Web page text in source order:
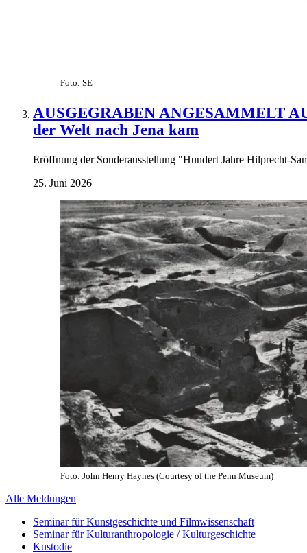
Foto: SE
AUSGEGRABEN ANGESAMMELT
der Welt nach Jena kam
Eröffnung der Sonderausstellung "Hundert Jahre Hilprecht-
25. Juni 2026
Foto: John Henry Haynes (Courtesy of the Penn Museum)
Alle Meldungen
Seminar für Kunstgeschichte und Filmwissenschaft
Seminar für Kulturanthropologie / Kulturgeschichte
Kustodie